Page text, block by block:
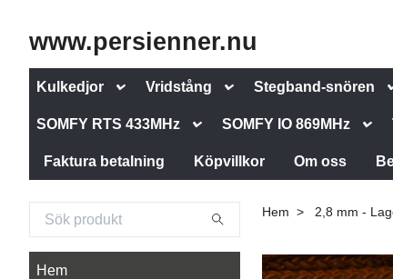
www.persienner.nu
Kulkedjor Vridstång Stegband-snören
SOMFY RTS 433MHz SOMFY IO 869MHz
Faktura betalning Köpvillkor Om oss
Hem
Hem 2,8 mm -